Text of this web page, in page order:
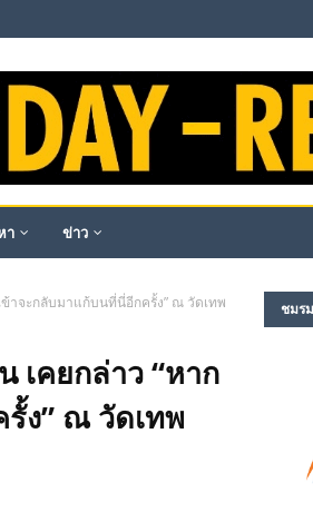
า ข่าว
ข้าจะกลับมาแก้บนที่นี่อีกครั้ง” ณ วัดเทพ
เคยกล่าว “หาก
ง” ณ วัดเทพ
ชมร